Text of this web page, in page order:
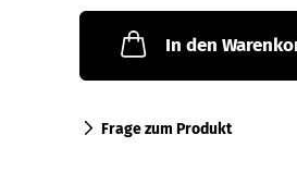
In den
Frage zum Produkt